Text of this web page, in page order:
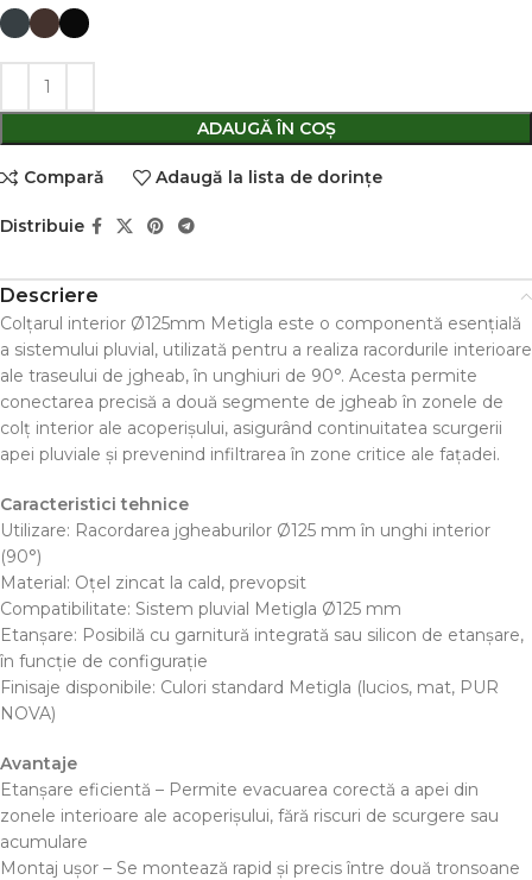
ADAUGĂ ÎN COȘ
Comparǎ Adaugă la lista de dorințe
Distribuie
Descriere
Colțarul interior Ø125mm Metigla este o componentă esențială
a sistemului pluvial, utilizată pentru a realiza racordurile interioare
ale traseului de jgheab, în unghiuri de 90°. Acesta permite
conectarea precisă a două segmente de jgheab în zonele de
colț interior ale acoperișului, asigurând continuitatea scurgerii
apei pluviale și prevenind infiltrarea în zone critice ale fațadei.
Caracteristici tehnice
Utilizare: Racordarea jgheaburilor Ø125 mm în unghi interior
(90°)
Material: Oțel zincat la cald, prevopsit
Compatibilitate: Sistem pluvial Metigla Ø125 mm
Etanșare: Posibilă cu garnitură integrată sau silicon de etanșare,
în funcție de configurație
Finisaje disponibile: Culori standard Metigla (lucios, mat, PUR
NOVA)
Avantaje
Etanșare eficientă – Permite evacuarea corectă a apei din
zonele interioare ale acoperișului, fără riscuri de scurgere sau
acumulare
Montaj ușor – Se montează rapid și precis între două tronsoane